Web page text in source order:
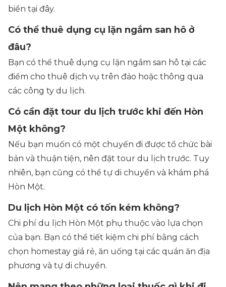
biển tại đây.
Có thể thuê dụng cụ lặn ngắm san hô ở
đâu?
Bạn có thể thuê dụng cụ lặn ngắm san hô tại các
điểm cho thuê dịch vụ trên đảo hoặc thông qua
các công ty du lịch.
Có cần đặt tour du lịch trước khi đến Hòn
Một không?
Nếu bạn muốn có một chuyến đi được tổ chức bài
bản và thuận tiện, nên đặt tour du lịch trước. Tuy
nhiên, bạn cũng có thể tự di chuyển và khám phá
Hòn Một.
Du lịch Hòn Một có tốn kém không?
Chi phí du lịch Hòn Một phụ thuộc vào lựa chọn
của bạn. Bạn có thể tiết kiệm chi phí bằng cách
chọn homestay giá rẻ, ăn uống tại các quán ăn địa
phương và tự di chuyển.